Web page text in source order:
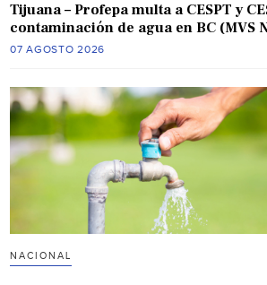
Tijuana – Profepa multa a CESPT y
contaminación de agua en BC (MVS
07 AGOSTO 2026
NACIONAL